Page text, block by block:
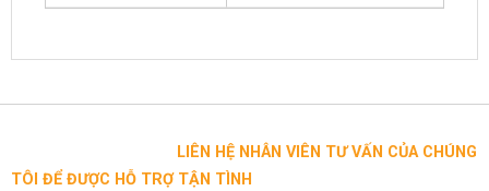
LIÊN HỆ NHÂN VIÊN TƯ VẤN CỦA CHÚNG
TÔI ĐỂ ĐƯỢC HỖ TRỢ TẬN TÌNH